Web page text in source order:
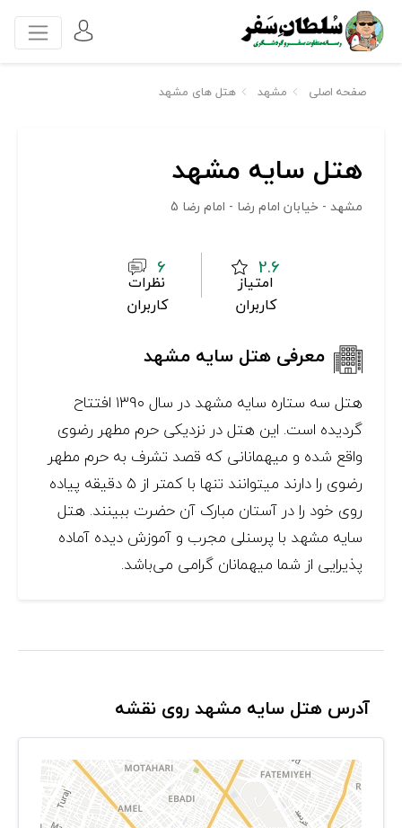
صفحه اصلی مشهد هتل های مشهد
هتل سایه مشهد
مشهد - خیابان امام رضا - امام رضا 5
2.6
امتیاز
کاربران
6
نظرات
کاربران
معرفی هتل سایه مشهد
هتل سه ستاره سایه مشهد در سال ۱۳۹۰ افتتاح
گردیده است. این هتل در نزدیکی حرم مطهر رضوی
واقع شده و میهمانانی که قصد تشرف به حرم مطهر
رضوی را دارند میتوانند تنها با کمتر از ۵ دقیقه پیاده
روی خود را در آستان مبارک آن حضرت ببینند. هتل
سایه مشهد با پرسنلی مجرب و آموزش دیده آماده
پذیرایی از شما میهمانان گرامی می‌باشد.
آدرس هتل سایه مشهد روی نقشه